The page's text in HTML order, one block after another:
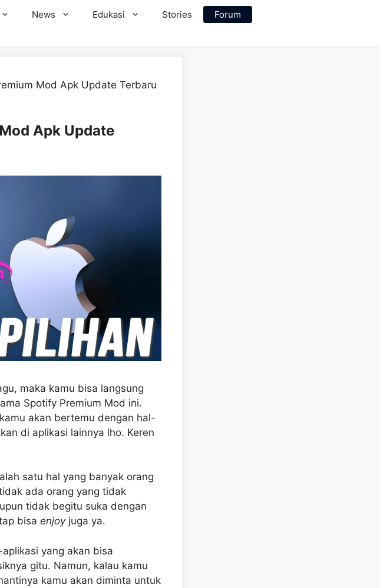
News Edukasi Stories Forum
Mod Apk Update Terbaru
Apk Update
maka kamu bisa langsung
Spotify Premium Mod ini.
akan bertemu dengan hal-
di aplikasi lainnya lho. Keren
satu hal yang banyak orang
ada orang yang tidak
tidak begitu suka dengan
bisa enjoyjuga ya.
yang akan bisa
gitu. Namun, kalau kamu
kamu akan diminta untuk